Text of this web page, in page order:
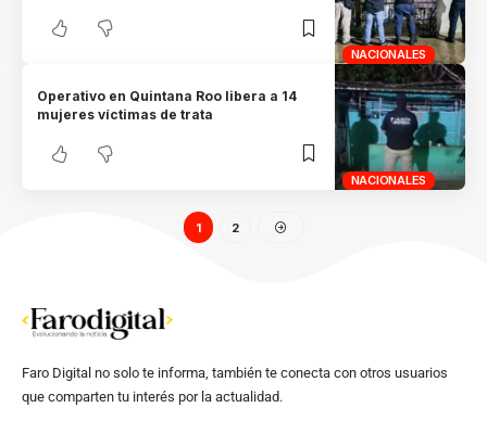
NACIONALES
NACIONALES
Operativo en Quintana Roo libera a 14
mujeres víctimas de trata
1 2
Faro Digital no solo te informa, también te conecta con otros usuarios
que comparten tu interés por la actualidad.